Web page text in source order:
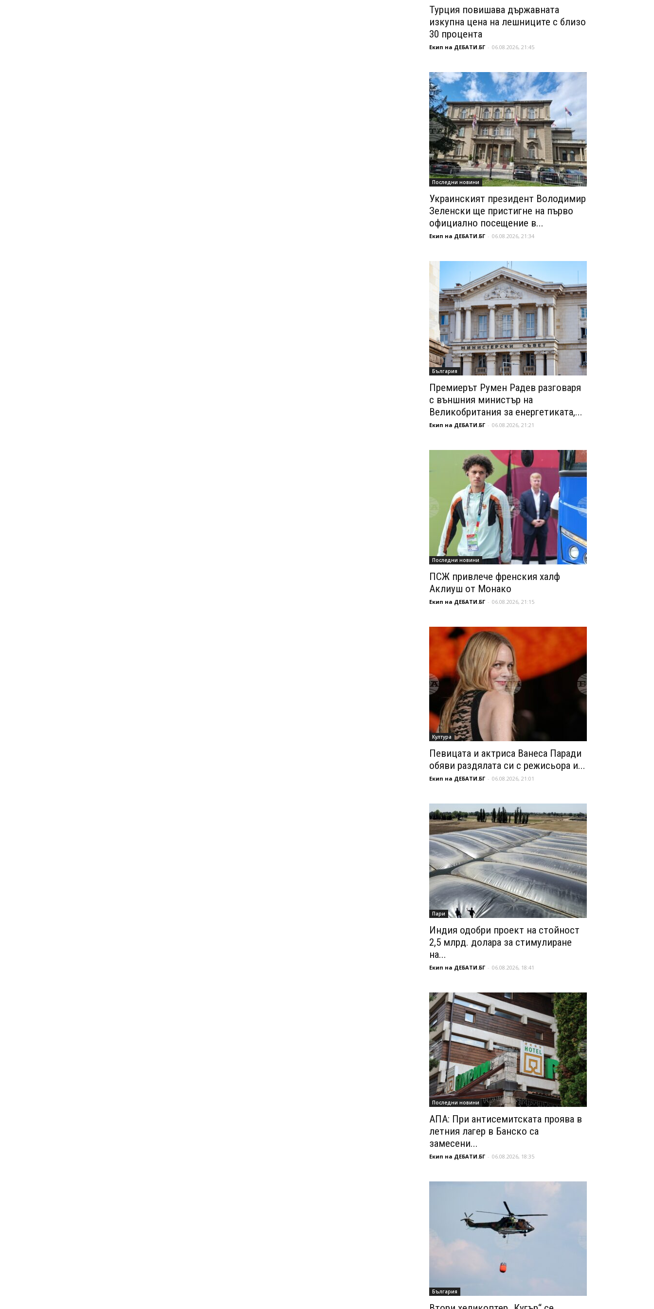
Турция повишава държавната
изкупна цена на лешниците с близо
30 процента
Екип на ДЕБАТИ.БГ - 06.08.2026, 21:45
Последни новини
Украинският президент Володимир
Зеленски ще пристигне на първо
официално посещение в...
Екип на ДЕБАТИ.БГ - 06.08.2026, 21:34
България
Премиерът Румен Радев разговаря
с външния министър на
Великобритания за енергетиката,...
Екип на ДЕБАТИ.БГ - 06.08.2026, 21:21
Последни новини
ПСЖ привлече френския халф
Аклиуш от Монако
Екип на ДЕБАТИ.БГ - 06.08.2026, 21:15
Култура
Певицата и актриса Ванеса Паради
обяви раздялата си с режисьора и...
Екип на ДЕБАТИ.БГ - 06.08.2026, 21:01
Пари
Индия одобри проект на стойност
2,5 млрд. долара за стимулиране
на...
Екип на ДЕБАТИ.БГ - 06.08.2026, 18:41
Последни новини
АПА: При антисемитската проява в
летния лагер в Банско са
замесени...
Екип на ДЕБАТИ.БГ - 06.08.2026, 18:35
България